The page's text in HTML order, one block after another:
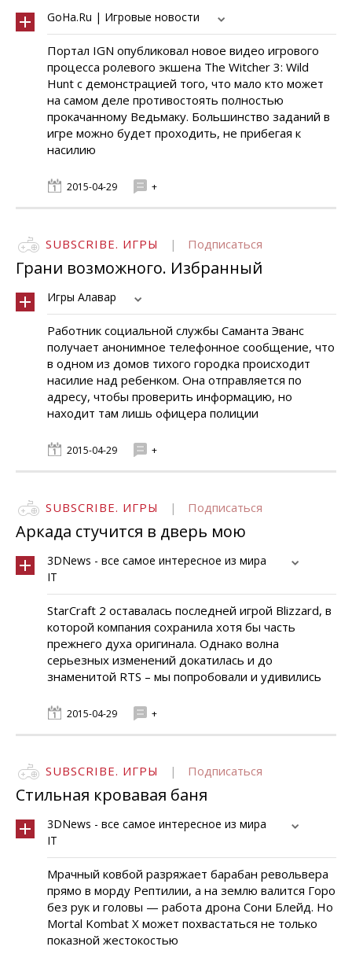
GoHa.Ru | Игровые новости
Портал IGN опубликовал новое видео игрового
процесса ролевого экшена The Witcher 3: Wild
Hunt с демонстрацией того, что мало кто может
на самом деле противостоять полностью
прокачанному Ведьмаку. Большинство заданий в
игре можно будет проходить, не прибегая к
насилию
2015-04-29 +
SUBSCRIBE. ИГРЫ | Подписаться
Грани возможного. Избранный
Игры Алавар
Работник социальной службы Саманта Эванс
получает анонимное телефонное сообщение, что
в одном из домов тихого городка происходит
насилие над ребенком. Она отправляется по
адресу, чтобы проверить информацию, но
находит там лишь офицера полиции
2015-04-29 +
SUBSCRIBE. ИГРЫ | Подписаться
Аркада стучится в дверь мою
3DNews - все самое интересное из мира
IT
StarCraft 2 оставалась последней игрой Blizzard, в
которой компания сохранила хотя бы часть
прежнего духа оригинала. Однако волна
серьезных изменений докатилась и до
знаменитой RTS – мы попробовали и удивились
2015-04-29 +
SUBSCRIBE. ИГРЫ | Подписаться
Cтильная кровавая баня
3DNews - все самое интересное из мира
IT
Мрачный ковбой разряжает барабан револьвера
прямо в морду Рептилии, а на землю валится Горо
без рук и головы — работа дрона Сони Блейд. Но
Mortal Kombat X может похвастаться не только
показной жестокостью